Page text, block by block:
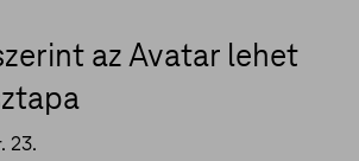
az Avatar lehet
23.